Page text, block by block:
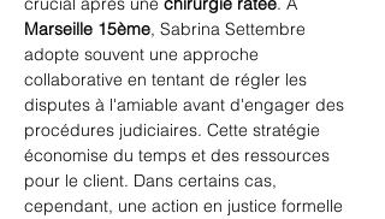
Marseille 15ème, Sabrina Settembre
adopte souvent une approche
collaborative en tentant de régler les
disputes à l'amiable avant d'engager des
procédures judiciaires. Cette stratégie
économise du temps et des ressources
pour le client. Dans certains cas,
cependant, une action en justice formelle